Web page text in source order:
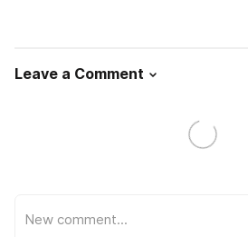
Leave a Comment